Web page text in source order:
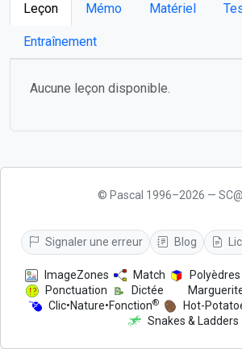
Leçon Mémo Matériel
Entraînement
Aucune leçon disponible.
© Pascal 1996–2026 —
Signaler une erreur Blog
ImageZones Match Polyèdres
Ponctuation
Dictée
Clic•Nature•Fonction® Hot-
Snakes & Ladders